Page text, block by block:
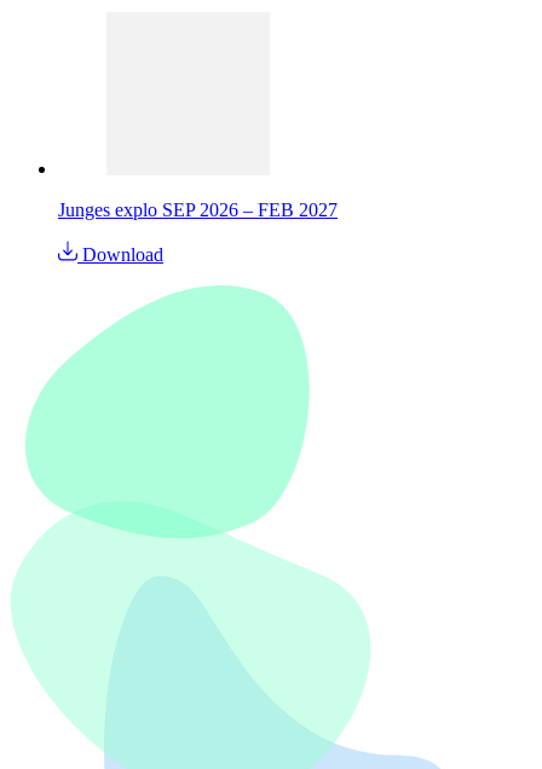
Junges explo SEP 2026 – FEB 2027
Download